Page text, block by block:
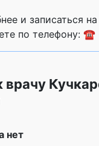
и записаться
по телефону: ☎️
нет